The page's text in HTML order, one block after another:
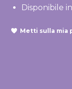
Disponibile
Metti sulla mia